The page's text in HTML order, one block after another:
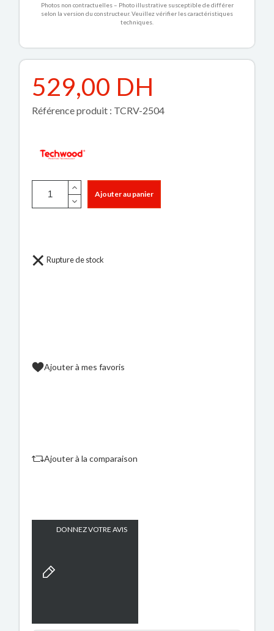
Photos non contractuelles – Photo illustrative susceptible de différer
selon la version du constructeur. Veuillez vérifier les caractéristiques
techniques.
529,00 DH
Référence produit : TCRV-2504
Ajouter au panier
Rupture de stock
Ajouter à mes favoris
Ajouter à la comparaison
DONNEZ VOTRE AVIS